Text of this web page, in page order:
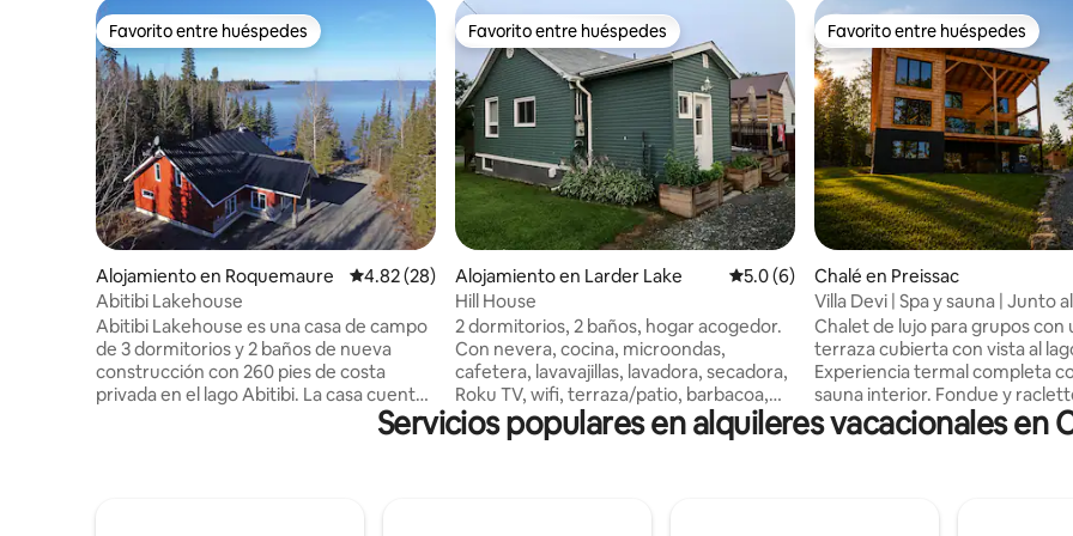
Favorito entre huéspedes
Favorito entre huéspedes
Alojamiento en Roquemaure Calificación promedio: 4.82 de 5, 28 reseñas
4.82 (28)
Abitibi Lakehouse
Abitibi Lakehouse es una casa de campo
de 3 dormitorios y 2 baños de nueva
construcción con 260 pies de costa
privada en el lago Abitibi. La casa cuenta
con privacidad en más de un acre de
terreno, está totalmente preparada para
Favorito entre huéspedes
Favorito entre huéspedes
Alojamiento en Larder Lake Calificación promedio: 5.0 de 5, 6 reseñas
5.0 (6)
Hill House
2 dormitorios, 2 baños, hogar acogedor.
Con nevera, cocina, microondas,
cafetera, lavavajillas, lavadora, secadora,
Roku TV, wifi, terraza/patio, barbacoa,
chimenea al aire libre, varias plazas de
aparcamiento, incluso espacio para una
Favorito entre huéspedes
Favorito entre huéspedes
Chalé en Preissac
Villa Devi | Spa y sauna | Junto
Preissac
Chalet de lujo para grupos con
terraza cubierta con vista al
Experiencia termal completa
sauna interior. Fondue y
alrededor de la gran mesa de
chalet diseñado para vivir una
multifuncional (reuniones de
Servicios populares en alquileres vacacionales en